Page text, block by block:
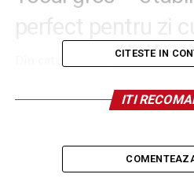
perfect pentru zi
pantofi cu toc
prietenul de nădejde al
Tocul gros se pretează pentru
CITESTE IN
ITI